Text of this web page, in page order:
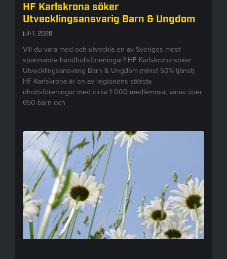
HF Karlskrona söker
Utvecklingsansvarig Barn & Ungdom
juli 1, 2026
Vill du vara med och utveckla en av Sveriges mest
spännande handbollsföreningar? HF Karlskrona söker
Utvecklingsansvarig Barn & Ungdom (minst 50% tjänst)
HF Karlskrona är en av regionens största
idrottsföreningar med cirka 1 000 medlemmar, varav över
650 barn och